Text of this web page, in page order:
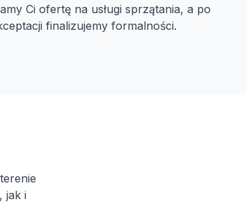
Ci ofertę na usługi sprzątania, a po
finalizujemy formalności.
jak i